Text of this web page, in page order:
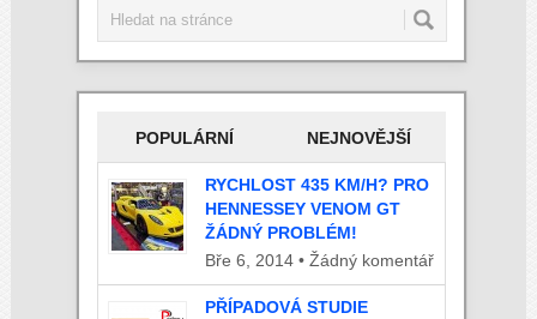
POPULÁRNÍ NEJNOVĚJŠÍ
RYCHLOST 435 KM/H? PRO
HENNESSEY VENOM GT
ŽÁDNÝ PROBLÉM!
Bře 6, 2014 • Žádný komentář
PŘÍPADOVÁ STUDIE